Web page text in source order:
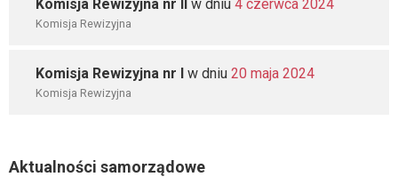
Komisja Rewizyjna nr II w dniu 4 czerwca 2024
Komisja Rewizyjna
Komisja Rewizyjna nr I w dniu 20 maja 2024
Komisja Rewizyjna
Aktualności samorządowe